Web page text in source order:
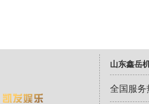
山东鑫岳
全国服务